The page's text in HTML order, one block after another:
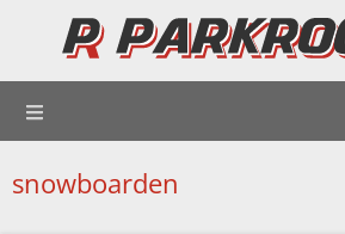
snowboarden